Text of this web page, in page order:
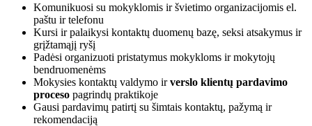
Komunikuosi su mokyklomis ir švietimo organizacijomis el.
paštu ir telefonu
Kursi ir palaikysi kontaktų duomenų bazę, seksi atsakymus ir
grįžtamąjį ryšį
Padėsi organizuoti pristatymus mokykloms ir mokytojų
bendruomenėms
Mokysies kontaktų valdymo irverslo klientų pardavimo
proceso pagrindų praktikoje
Gausi pardavimų patirtį su šimtais kontaktų, pažymą ir
rekomendaciją